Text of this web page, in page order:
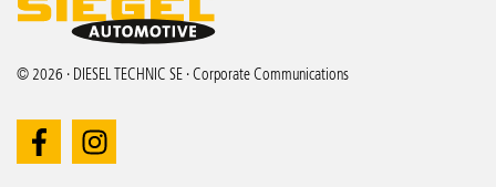
© 2026 · DIESEL TECHNIC SE · Corporate Communications